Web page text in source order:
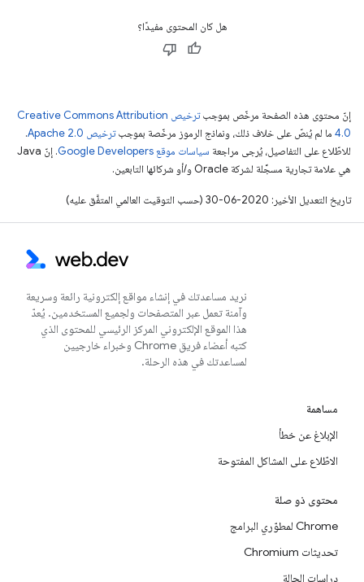
هل كان المحتوى مفيدًا؟
إنّ محتوى هذه الصفحة مرخّص بموجب
ترخيص Creative Commons Attribution
4.0‏ ما لم يُنصّ على خلاف ذلك، ونماذج الرموز مرخّصة بموجبترخيص Apache 2.0‏
.
للاطّلاع على التفاصيل، يُرجى مراجعة سياسات موقع Google Developers‏
. إنّ Java
هي علامة تجارية مسجَّلة لشركة Oracle و/أو شركائها التابعين.
تاريخ التعديل الأخير: 2020-06-30 (حسب التوقيت العالمي المتفَّق عليه)
نريد مساعدتك في إنشاء مواقع إلكترونية رائعة وسريعة
وآمنة تعمل عبر المتصفحات ولجميع المستخدمين. يُعدّ
هذا الموقع الإلكتروني المركز الرئيسي للمحتوى الذي
كتبه أعضاء فريق Chrome وخبراء خارجيين
لمساعدتك في هذه الرحلة.
مساهمة
الإبلاغ عن خطأ
الاطّلاع على المشاكل المفتوحة
محتوى ذو صلة
Chrome لمطوّري البرامج
تحديثات Chromium
دراسات الحالة